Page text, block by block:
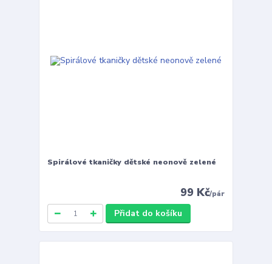
Spirálové tkaničky dětské neonově zelené
99 Kč/pár
Přidat do košíku